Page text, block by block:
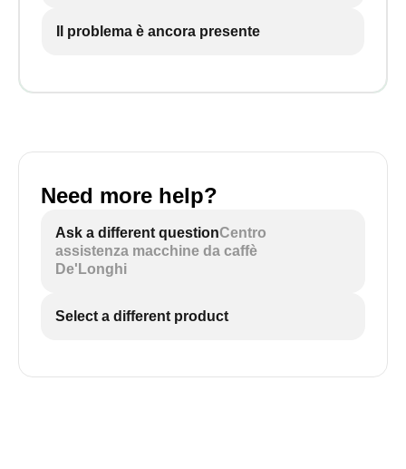
Il problema è ancora presente
Need more help?
Ask a different questionCentro
assistenza macchine da caffè
De'Longhi
Select a different product